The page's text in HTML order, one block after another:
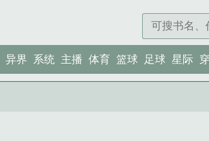
异界 系统 主播 体育 篮球 足球 星际